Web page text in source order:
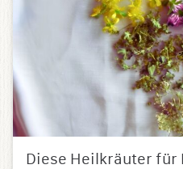
Diese Heilkräuter für